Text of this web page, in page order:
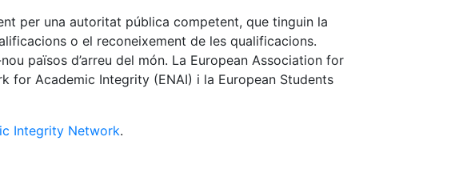
per una autoritat pública competent, que tinguin la
o el reconeixement de les qualificacions.
països d’arreu del món. La European Association for
for Academic Integrity (ENAI) i la European Students
Integrity Network.